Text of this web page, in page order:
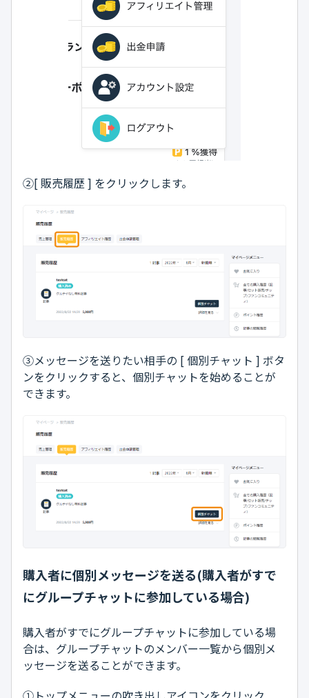
②[ 販売履歴 ] をクリックします。
③メッセージを送りたい相手の [ 個別チャット ] ボタ
ンをクリックすると、個別チャットを始めることが
できます。
購入者に個別メッセージを送る(購入者がすで
にグループチャットに参加している場合)
購入者がすでにグループチャットに参加している場
合は、グループチャットのメンバー一覧から個別メ
ッセージを送ることができます。